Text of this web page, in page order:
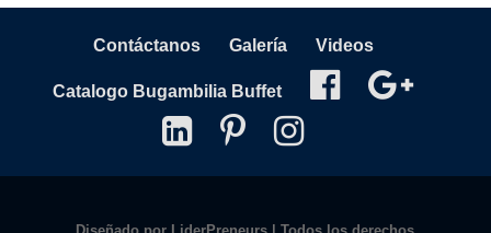
Contáctanos Galería Videos
Catalogo Bugambilia Buffet